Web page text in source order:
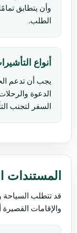
وأن يتطابق
الطلب.
أنواع
يجب أن تدعم
الدعوة
السفر لتجنب
المستندات
قد تتطلب السياحة
والإقامات